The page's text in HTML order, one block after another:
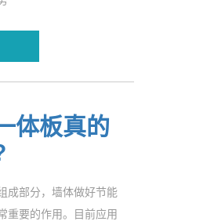
体板真的
成部分，墙体做好节能
重要的作用。目前应用